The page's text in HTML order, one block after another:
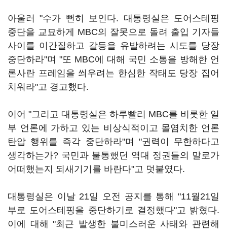
아울러 "수가 뻔히 보인다. 대통령실은 도어스테핑
중단을 교묘하게 MBC의 잘못으로 돌려 출입 기자들
사이를 이간질하고 갈등을 유발하려는 시도를 당장
중단하라"며 "또 MBC에 대해 국민 소통을 방해한 언
론사란 프레임을 씌우려는 한심한 작태도 당장 집어
치워라"고 경고했다.
이어 "그리고 대통령실은 하루빨리 MBC를 비롯한 일
부 언론에 가하고 있는 비상식적이고 몰염치한 언론
탄압 행위를 즉각 중단하라"며 "권력이 무한하다고
생각하는가? 국민과 불통했던 역대 정권들의 말로가
어떠했는지 되새기기를 바란다"고 덧붙였다.
대통령실은 이날 21일 오전 공지를 통해 "11월21일
부로 도어스테핑을 중단하기로 결정했다"고 밝혔다.
이에 대해 "최근 발생한 불미스러운 사태와 관련해